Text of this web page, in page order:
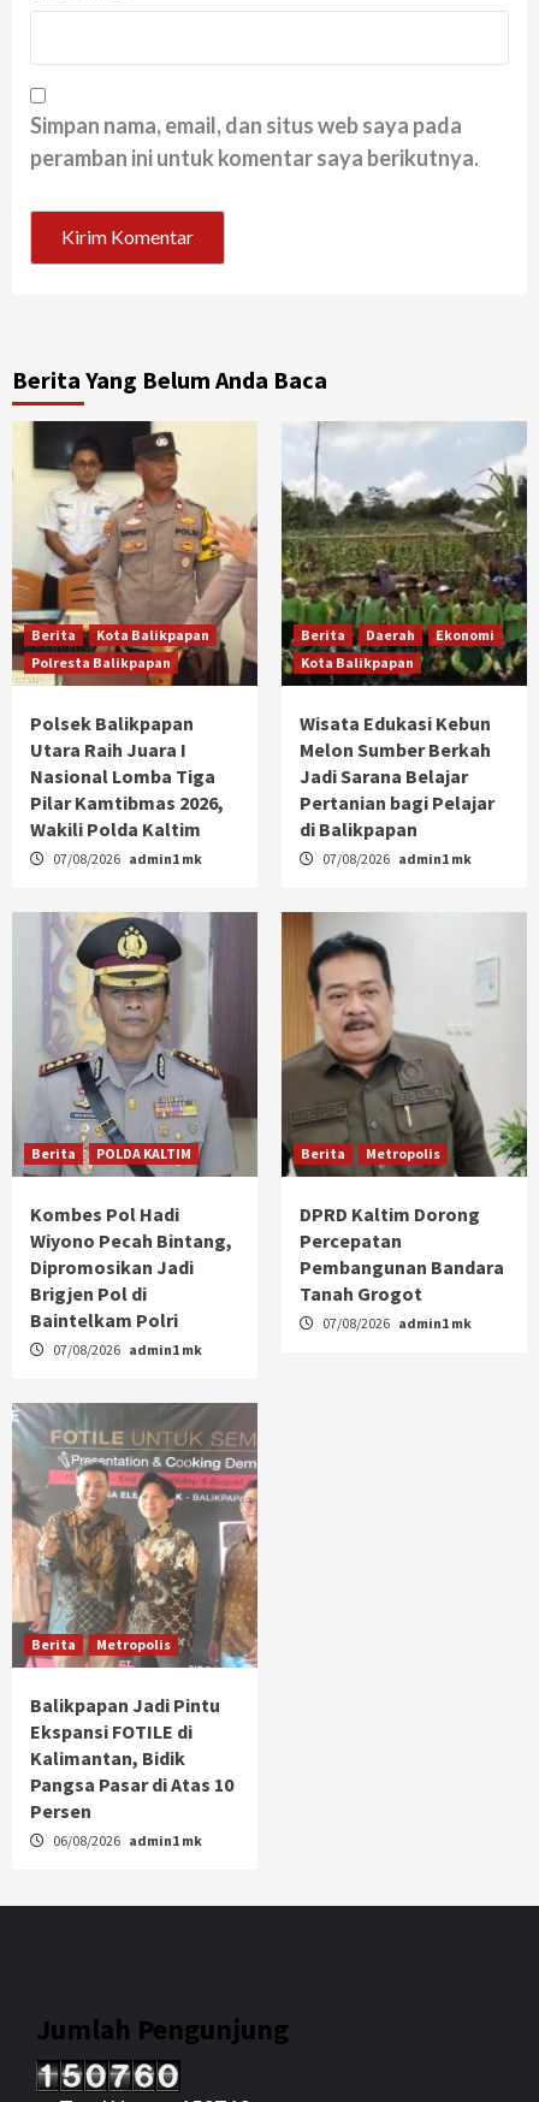
Simpan nama, email, dan situs web saya pada
peramban ini untuk komentar saya berikutnya.
Berita Yang Belum Anda Baca
Berita
Kota Balikpapan
Polresta Balikpapan
Polsek Balikpapan
Utara Raih Juara I
Nasional Lomba Tiga
Pilar Kamtibmas 2026,
Wakili Polda Kaltim
07/08/2026 admin1 mk
Berita Daerah
Ekonomi
Kota Balikpapan
Wisata Edukasi Kebun
Melon Sumber Berkah
Jadi Sarana Belajar
Pertanian bagi Pelajar
di Balikpapan
07/08/2026 admin1 mk
Berita POLDA KALTIM
Kombes Pol Hadi
Wiyono Pecah Bintang,
Dipromosikan Jadi
Brigjen Pol di
Baintelkam Polri
07/08/2026 admin1 mk
Berita Metropolis
DPRD Kaltim Dorong
Percepatan
Pembangunan Bandara
Tanah Grogot
07/08/2026 admin1 mk
Berita Metropolis
Balikpapan Jadi Pintu
Ekspansi FOTILE di
Kalimantan, Bidik
Pangsa Pasar di Atas 10
Persen
06/08/2026 admin1 mk
Jumlah Pengunjung